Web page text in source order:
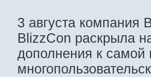
3 августа компания
BlizzCon раскрыла
дополнения к самой